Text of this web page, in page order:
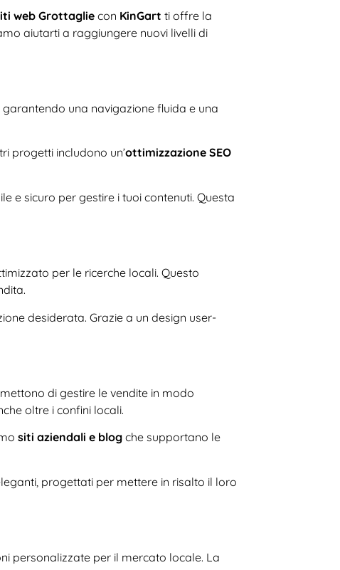
web Grottaglie con KinGart ti offre la
aiutarti a raggiungere nuovi livelli di
una navigazione fluida e una
progetti includono un’ottimizzazione SEO
e sicuro per gestire i tuoi contenuti. Questa
per le ricerche locali. Questo
desiderata. Grazie a un design user-
di gestire le vendite in modo
oltre i confini locali.
siti aziendali e blog che supportano le
progettati per mettere in risalto il loro
personalizzate per il mercato locale. La